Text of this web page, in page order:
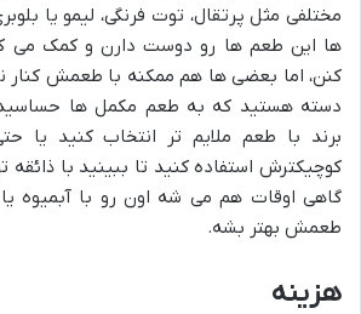
مختلفی مثل پرتقال، توت فرنگی، لیمو یا
ها این طعم ها رو دوست دارن و کمک می
کنن، اما بعضی ها هم ممکنه با طعمش کنار
دسته هستید که به طعم مکمل ها
برند با طعم ملایم تر انتخاب کنید یا
کوچیکترش استفاده کنید تا ببینید با ذائقه
گاهی اوقات هم می شه اون رو با آبمیوه
طعمش بهتر بشه.
هزینه